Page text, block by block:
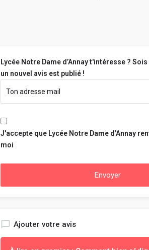
Lycée Notre Dame d’Annay t'intéresse ?
un nouvel avis est publié !
J'accepte que Lycée Notre Dame d’Annay
moi
Envoyer
Ajouter votre avis